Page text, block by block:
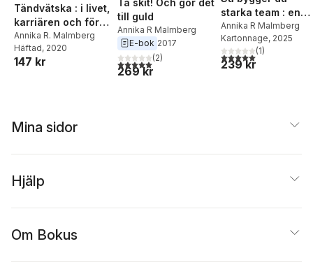
Tändvätska : i livet,
karriären och för
din alldeles egen
skull
Annika R. Malmberg
Häftad, 2020
147 kr
till guld
Annika R Malmberg
E-bok 2017
5,0utav 5 stjärnor. Totalt antal röster:
(2)
269 kr
starka team : en
handbok
Annika R Malmberg
Kartonnage, 2025
5,0utav 5 stjärnor.
(1)
239 kr
Mina sidor
Hjälp
Om Bokus